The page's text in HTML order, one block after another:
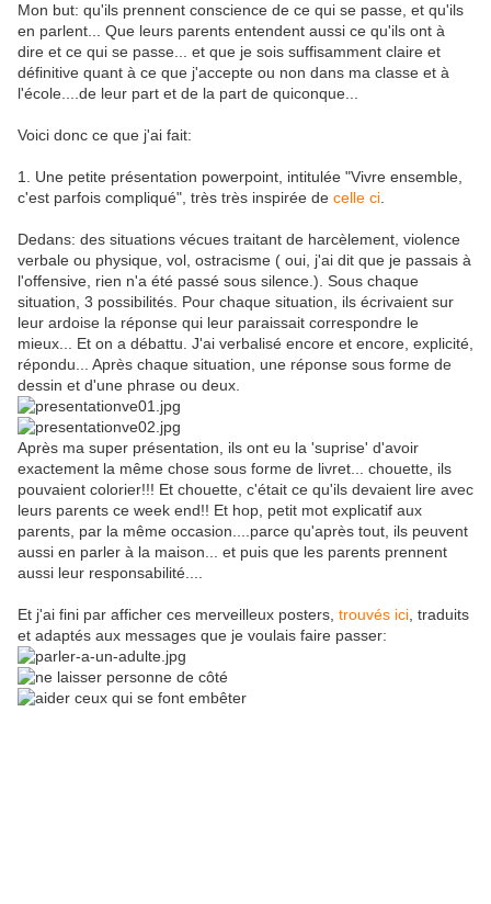
Mon but: qu'ils prennent conscience de ce qui se passe, et qu'ils
en parlent... Que leurs parents entendent aussi ce qu'ils ont à
dire et ce qui se passe... et que je sois suffisamment claire et
définitive quant à ce que j'accepte ou non dans ma classe et à
l'école....de leur part et de la part de quiconque...
Voici donc ce que j'ai fait:
1. Une petite présentation powerpoint, intitulée "Vivre ensemble,
c'est parfois compliqué", très très inspirée de celle ci
Dedans: des situations vécues traitant de harcèlement, violence
verbale ou physique, vol, ostracisme ( oui, j'ai dit que je passais à
l'offensive, rien n'a été passé sous silence.). Sous chaque
situation, 3 possibilités. Pour chaque situation, ils écrivaient sur
leur ardoise la réponse qui leur paraissait correspondre le
mieux... Et on a débattu. J'ai verbalisé encore et encore, explicité,
répondu... Après chaque situation, une réponse sous forme de
dessin et d'une phrase ou deux.
Après ma super présentation, ils ont eu la 'suprise' d'avoir
exactement la même chose sous forme de livret... chouette, ils
pouvaient colorier!!! Et chouette, c'était ce qu'ils devaient lire avec
leurs parents ce week end!! Et hop, petit mot explicatif aux
parents, par la même occasion....parce qu'après tout, ils peuvent
aussi en parler à la maison... et puis que les parents prennent
aussi leur responsabilité....
Et j'ai fini par afficher ces merveilleux posters, trouvés ici , traduits
et adaptés aux messages que je voulais faire passer: